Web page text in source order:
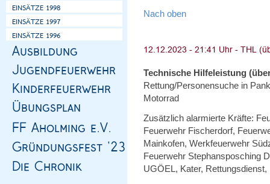
Nach oben
Technische Hilfeleistung
Rettung/Personensuche in
Motorrad
Zusätzlich alarmierte Kräfte:
Feuerwehr Fischerdorf,
Mainkofen, Werkfeuerwehr
Feuerwehr Stephansposching
UGÖEL, Kater,